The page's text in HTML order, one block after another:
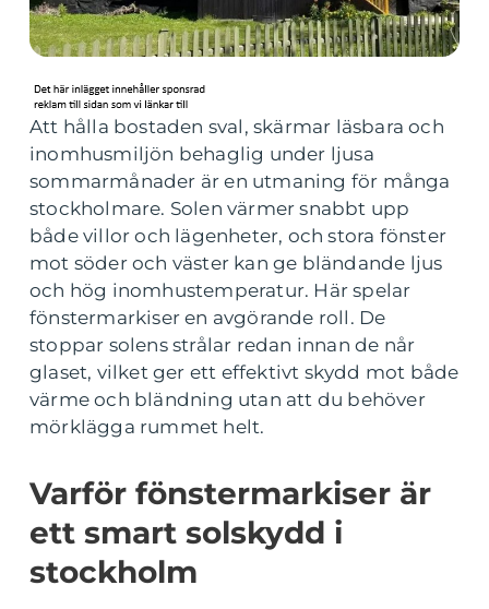
Att hålla bostaden sval, skärmar läsbara och
inomhusmiljön behaglig under ljusa
sommarmånader är en utmaning för många
stockholmare. Solen värmer snabbt upp
både villor och lägenheter, och stora fönster
mot söder och väster kan ge bländande ljus
och hög inomhustemperatur. Här spelar
fönstermarkiser en avgörande roll. De
stoppar solens strålar redan innan de når
glaset, vilket ger ett effektivt skydd mot både
värme och bländning utan att du behöver
mörklägga rummet helt.
Varför fönstermarkiser är
ett smart solskydd i
stockholm